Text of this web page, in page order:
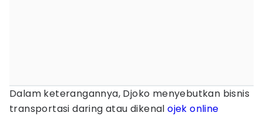
Dalam keterangannya, Djoko menyebutkan bisnis
transportasi daring atau dikenalojek online